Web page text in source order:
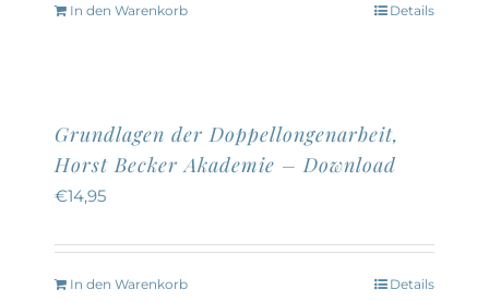
€14,95€9,95.
In den Warenkorb Details
Grundlagen der Doppellongenarbeit,
Horst Becker Akademie – Download
€14,95
In den Warenkorb Details